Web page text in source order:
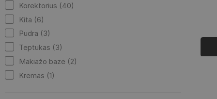
Korektorius (40)
Kita (6)
Pudra (3)
Teptukas (3)
Makiažo bazė (2)
Kremas (1)